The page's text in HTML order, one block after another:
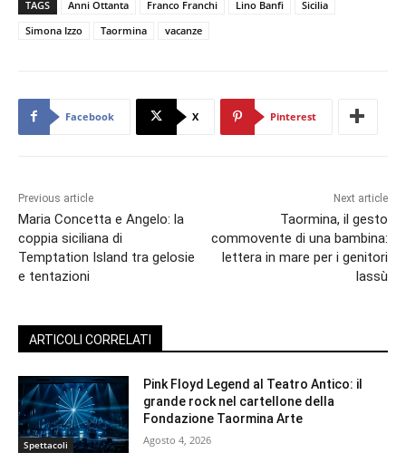
TAGS Anni Ottanta Franco Franchi Lino Banfi
Sicilia
Simona Izzo
Taormina vacanze
Facebook X Pinterest
Previous article
Maria Concetta e Angelo: la
coppia siciliana di
Temptation Island tra gelosie
e tentazioni
Next article
Taormina, il gesto
commovente di una bambina:
lettera in mare per i genitori
lassù
ARTICOLI CORRELATI
Spettacoli
Pink Floyd Legend al Teatro Antico: il
grande rock nel cartellone della
Fondazione Taormina Arte
Agosto 4, 2026